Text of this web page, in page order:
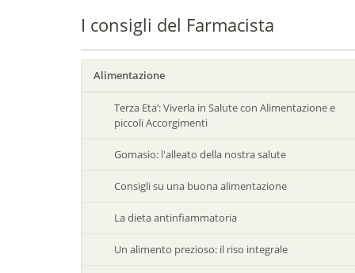
I consigli del Farmacista
Alimentazione
Terza Eta’: Viverla in Salute con Alimentazione e
piccoli Accorgimenti
Gomasio: l'alleato della nostra salute
Consigli su una buona alimentazione
La dieta antinfiammatoria
Un alimento prezioso: il riso integrale